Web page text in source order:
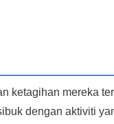
ketagihan mereka
dengan aktiviti